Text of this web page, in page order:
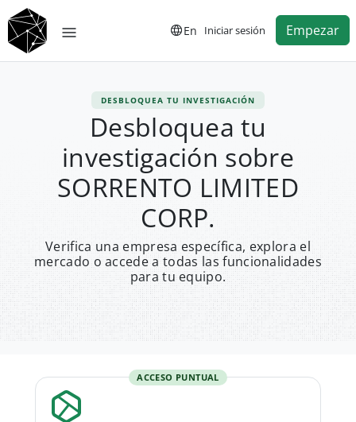
En Iniciar sesión Empezar
DESBLOQUEA TU INVESTIGACIÓN
Desbloquea tu
investigación sobre
SORRENTO LIMITED
CORP.
Verifica una empresa específica, explora el
mercado o accede a todas las funcionalidades
para tu equipo.
ACCESO PUNTUAL